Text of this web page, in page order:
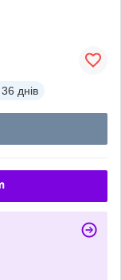
36 днів